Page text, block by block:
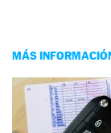
MÁS